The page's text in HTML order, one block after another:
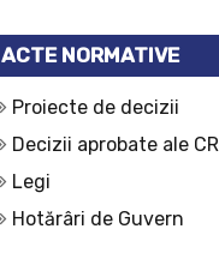
ACTE NORMATIVE
Proiecte de decizii
Decizii aprobate ale CR
Legi
Hotărâri de Guvern